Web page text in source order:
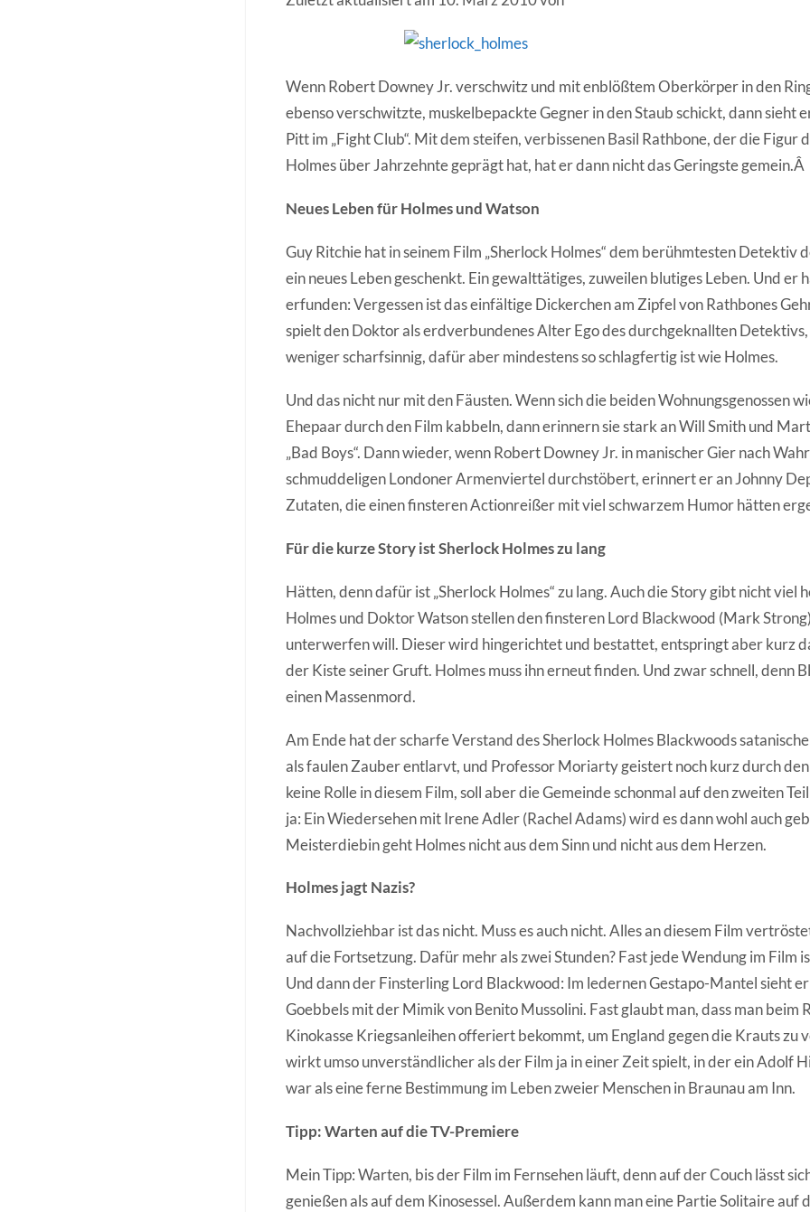
Wenn Robert Downey Jr. verschwitz und mit enblößtem Oberkörper in den
ebenso verschwitzte, muskelbepackte Gegner in den Staub schickt, dann sieht
Pitt im „Fight Club“. Mit dem steifen, verbissenen Basil Rathbone, der die Figur
Holmes über Jahrzehnte geprägt hat, hat er dann nicht das Geringste gemein.Â
Neues Leben für Holmes und Watson
Guy Ritchie hat in seinem Film „Sherlock Holmes“ dem berühmtesten Detektiv
ein neues Leben geschenkt. Ein gewalttätiges, zuweilen blutiges Leben. Und er
erfunden: Vergessen ist das einfältige Dickerchen am Zipfel von Rathbones
spielt den Doktor als erdverbundenes Alter Ego des durchgeknallten
weniger scharfsinnig, dafür aber mindestens so schlagfertig ist wie Holmes.
Und das nicht nur mit den Fäusten. Wenn sich die beiden Wohnungsgenossen
Ehepaar durch den Film kabbeln, dann erinnern sie stark an Will Smith und
„Bad Boys“. Dann wieder, wenn Robert Downey Jr. in manischer Gier nach
schmuddeligen Londoner Armenviertel durchstöbert, erinnert er an Johnny
Zutaten, die einen finsteren Actionreißer mit viel schwarzem Humor hätten
Für die kurze Story ist Sherlock Holmes zu lang
Hätten, denn dafür ist „Sherlock Holmes“ zu lang. Auch die Story gibt nicht viel
Holmes und Doktor Watson stellen den finsteren Lord Blackwood (Mark
unterwerfen will. Dieser wird hingerichtet und bestattet, entspringt aber kurz
der Kiste seiner Gruft. Holmes muss ihn erneut finden. Und zwar schnell, denn
einen Massenmord.
Am Ende hat der scharfe Verstand des Sherlock Holmes Blackwoods
als faulen Zauber entlarvt, und Professor Moriarty geistert noch kurz durch
keine Rolle in diesem Film, soll aber die Gemeinde schonmal auf den zweiten
ja: Ein Wiedersehen mit Irene Adler (Rachel Adams) wird es dann wohl auch
Meisterdiebin geht Holmes nicht aus dem Sinn und nicht aus dem Herzen.
Holmes jagt Nazis?
Nachvollziehbar ist das nicht. Muss es auch nicht. Alles an diesem Film
auf die Fortsetzung. Dafür mehr als zwei Stunden? Fast jede Wendung im Film
Und dann der Finsterling Lord Blackwood: Im ledernen Gestapo-Mantel sieht
Goebbels mit der Mimik von Benito Mussolini. Fast glaubt man, dass man beim
Kinokasse Kriegsanleihen offeriert bekommt, um England gegen die Krauts zu
wirkt umso unverständlicher als der Film ja in einer Zeit spielt, in der ein Adolf
war als eine ferne Bestimmung im Leben zweier Menschen in Braunau am Inn.
Tipp: Warten auf die TV-Premiere
Mein Tipp: Warten, bis der Film im Fernsehen läuft, denn auf der Couch lässt
genießen als auf dem Kinosessel. Außerdem kann man eine Partie Solitaire auf